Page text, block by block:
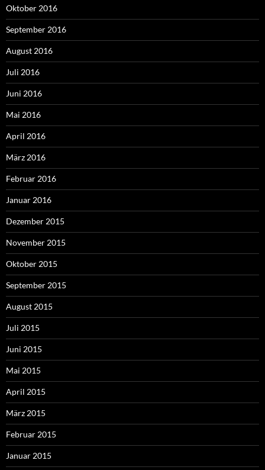
Oktober 2016
September 2016
August 2016
Juli 2016
Juni 2016
Mai 2016
April 2016
März 2016
Februar 2016
Januar 2016
Dezember 2015
November 2015
Oktober 2015
September 2015
August 2015
Juli 2015
Juni 2015
Mai 2015
April 2015
März 2015
Februar 2015
Januar 2015